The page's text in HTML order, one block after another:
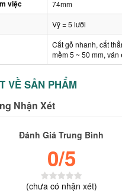
việc 74mm
Vỹ = 5 lưỡi
Cắt gỗ nhanh, cắt
mềm 5 ~ 50 mm, ván
VỀ SẢN PHẨM
Nhận Xét
Đánh Giá Trung Bình
0/5
(chưa có nhận xét)